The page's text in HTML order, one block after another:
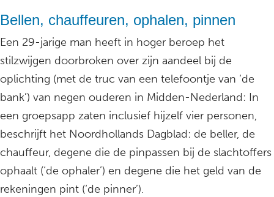
Bellen, chauffeuren, ophalen, pinnen
Een 29-jarige man heeft in hoger beroep het
stilzwijgen doorbroken over zijn aandeel bij de
oplichting (met de truc van een telefoontje van ‘de
bank’) van negen ouderen in Midden-Nederland: In
een groepsapp zaten inclusief hijzelf vier personen,
beschrijft het Noordhollands Dagblad: de beller, de
chauffeur, degene die de pinpassen bij de slachtoffers
ophaalt (‘de ophaler’) en degene die het geld van de
rekeningen pint (‘de pinner’).